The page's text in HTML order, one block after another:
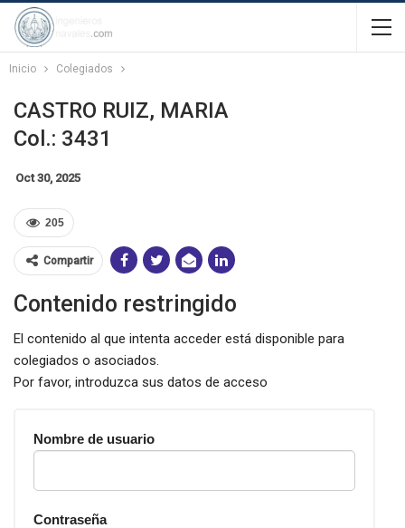
Inicio Colegiados
CASTRO RUIZ, MARIA
Col.: 3431
Oct 30, 2025
205
Compartir
Contenido restringido
El contenido al que intenta acceder está disponible para
colegiados o asociados.
Por favor, introduzca sus datos de acceso
Nombre de usuario
Contraseña